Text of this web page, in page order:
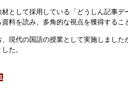
として採用している「どうしん記事デ
資料を読み、多角的な視点を獲得するこ
現代の国語の授業として実施しました
た。